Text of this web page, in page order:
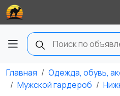
Главная
Одежда, обувь,
Мужской гардероб